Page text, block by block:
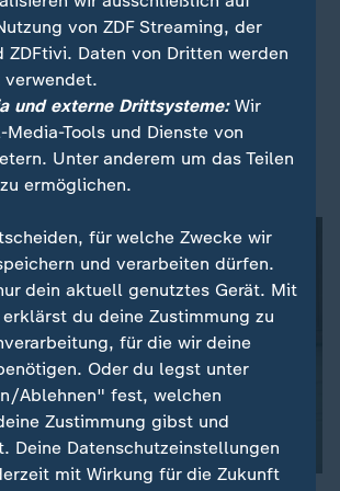
organisiert.
in Deutschland zu wenig
sodass viele Kinder
beim Braille-Lernen unterstützt
von ZDF Streaming, der
ZDFtivi. Daten von Dritten werden
verwendet.
und externe Drittsysteme:Wir
Media-Tools und Dienste von
Unter anderem um das Teilen
ermöglichen.
für welche Zwecke wir
und verarbeiten dürfen.
dein aktuell genutztes Gerät. Mit
du deine Zustimmung zu
für die wir deine
Oder du legst unter
Ablehnen" fest, welchen
Zustimmung gibst und
Deine Datenschutzeinstellungen
mit Wirkung für die Zukunft